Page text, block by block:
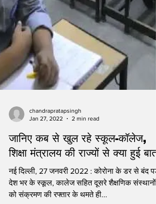
Jan 27, 2022
2 min read
जानिए कब से खुल रहे स्कूल-कॉलेज,
शिक्षा मंत्रालय की राज्यों से क्या हुई बात
नई दिल्ली, 27 जनवरी 2022 : कोरोना के डर से बंद पड़े
देश भर के स्कूल, कालेज सहित दूसरे शैक्षणिक संस्थानों